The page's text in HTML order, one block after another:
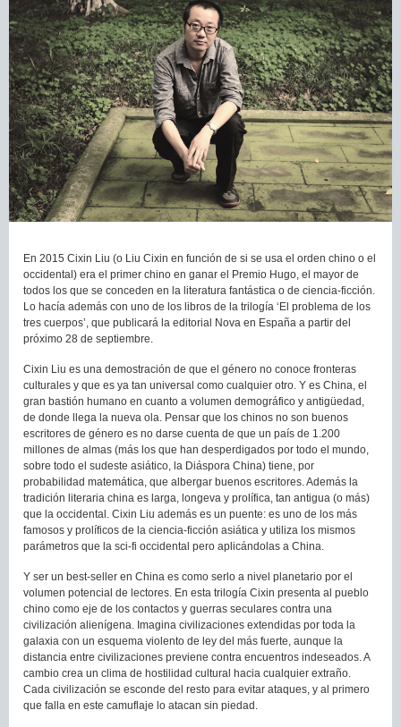
En 2015 Cixin Liu (o Liu Cixin en función de si se usa el orden chino o el
occidental) era el primer chino en ganar el Premio Hugo, el mayor de
todos los que se conceden en la literatura fantástica o de ciencia-ficción.
Lo hacía además con uno de los libros de la trilogía ‘El problema de los
tres cuerpos’, que publicará la editorial Nova en España a partir del
próximo 28 de septiembre.
Cixin Liu es una demostración de que el género no conoce fronteras
culturales y que es ya tan universal como cualquier otro. Y es China, el
gran bastión humano en cuanto a volumen demográfico y antigüedad,
de donde llega la nueva ola. Pensar que los chinos no son buenos
escritores de género es no darse cuenta de que un país de 1.200
millones de almas (más los que han desperdigados por todo el mundo,
sobre todo el sudeste asiático, la Diáspora China) tiene, por
probabilidad matemática, que albergar buenos escritores. Además la
tradición literaria china es larga, longeva y prolífica, tan antigua (o más)
que la occidental. Cixin Liu además es un puente: es uno de los más
famosos y prolíficos de la ciencia-ficción asiática y utiliza los mismos
parámetros que la sci-fi occidental pero aplicándolas a China.
Y ser un best-seller en China es como serlo a nivel planetario por el
volumen potencial de lectores. En esta trilogía Cixin presenta al pueblo
chino como eje de los contactos y guerras seculares contra una
civilización alienígena. Imagina civilizaciones extendidas por toda la
galaxia con un esquema violento de ley del más fuerte, aunque la
distancia entre civilizaciones previene contra encuentros indeseados. A
cambio crea un clima de hostilidad cultural hacia cualquier extraño.
Cada civilización se esconde del resto para evitar ataques, y al primero
que falla en este camuflaje lo atacan sin piedad.